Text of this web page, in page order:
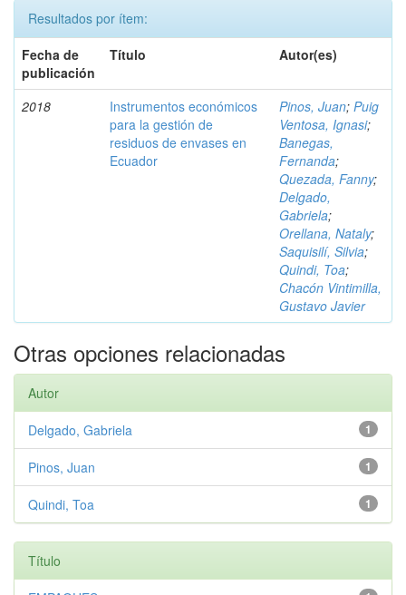
Resultados por ítem:
Fecha de
publicación
Título Autor(es)
2018
Instrumentos económicos
para la gestión de
residuos de envases en
Ecuador
Pinos, Juan; Puig
Ventosa, Ignasi;
Banegas,
Fernanda;
Quezada, Fanny;
Delgado,
Gabriela;
Orellana, Nataly;
Saquisilí, Silvia;
Quindi, Toa;
Chacón Vintimilla,
Gustavo Javier
Otras opciones relacionadas
Autor
1
Delgado, Gabriela
1
Pinos, Juan
1
Quindi, Toa
Título